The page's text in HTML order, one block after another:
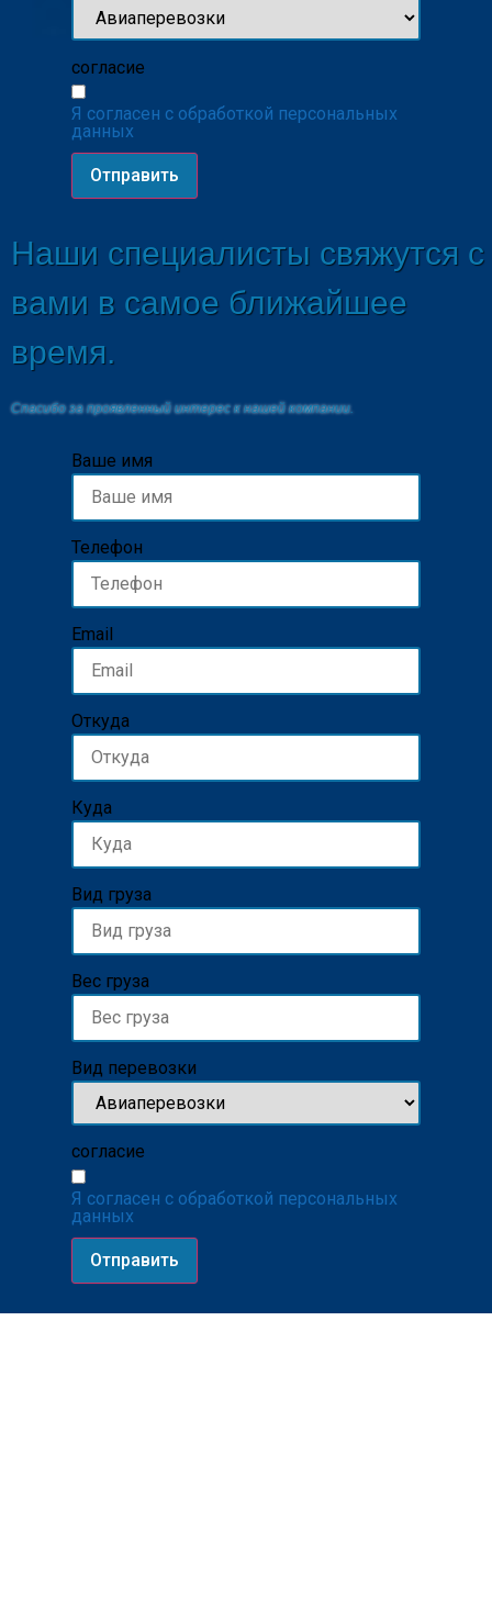
согласие
Я согласен с обработкой персональных
данных
Отправить
Наши специалисты свяжутся с
вами в самое ближайшее
время.
Спасибо за проявленный интерес к нашей компании.
Ваше имя
Телефон
Email
Откуда
Куда
Вид груза
Вес груза
Вид перевозки
согласие
Я согласен с обработкой персональных
данных
Отправить